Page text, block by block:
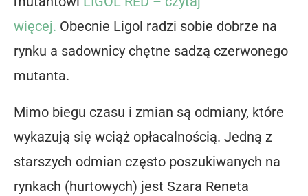
więcej. Obecnie Ligol radzi sobie dobrze na
rynku a sadownicy chętne sadzą czerwonego
mutanta.
Mimo biegu czasu i zmian są odmiany, które
wykazują się wciąż opłacalnością. Jedną z
starszych odmian często poszukiwanych na
rynkach (hurtowych) jest Szara Reneta